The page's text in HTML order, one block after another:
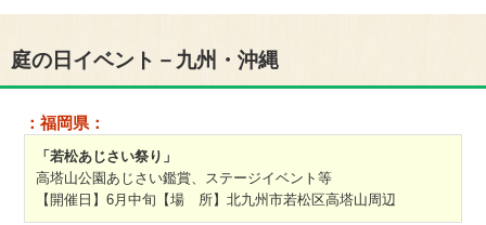
庭の日イベント－九州・沖縄
：福岡県：
「若松あじさい祭り」
高塔山公園あじさい鑑賞、ステージイベント等
【開催日】6月中旬【場 所】北九州市若松区高塔山周辺